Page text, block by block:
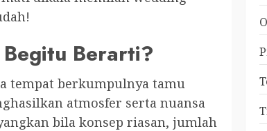
Berarti?
tempat berkumpulnya tamu
atmosfer serta nuansa
bila konsep riasan, jumlah